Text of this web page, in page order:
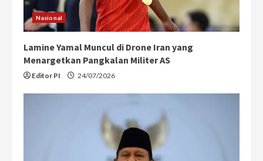
n
g
Nasional
Lamine Yamal Muncul di Drone Iran yang
Menargetkan Pangkalan Militer AS
Editor PI 24/07/2026